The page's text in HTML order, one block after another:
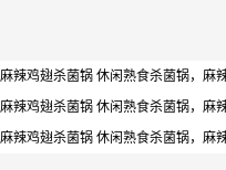
麻辣鸡翅杀菌锅 休闲熟食杀菌锅，麻
麻辣鸡翅杀菌锅 休闲熟食杀菌锅，麻
麻辣鸡翅杀菌锅 休闲熟食杀菌锅，麻